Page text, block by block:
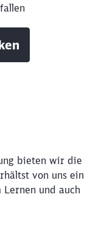
bieten wir die
von uns ein
Lernen und auch